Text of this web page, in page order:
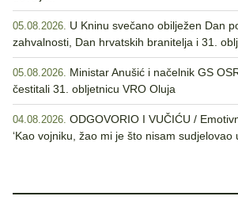
05.08.2026. U Kninu svečano obilježen Dan
zahvalnosti, Dan hrvatskih branitelja i 31.
05.08.2026. Ministar Anušić i načelnik GS
čestitali 31. obljetnicu VRO Oluja
04.08.2026. ODGOVORIO I VUČIĆU /
‘Kao vojniku, žao mi je što nisam sudjelovao